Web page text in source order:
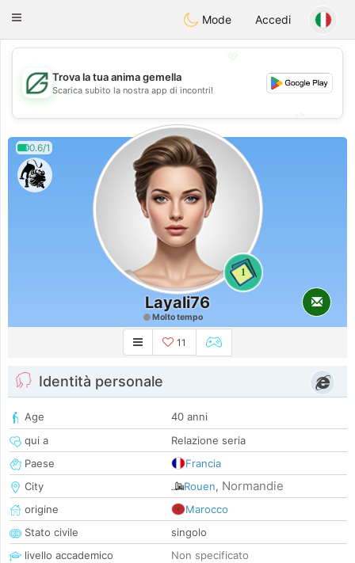
Dating
Toggle
Mode Accedi
💖
💕
Trova la tua anima gemella
Scarica subito la nostra app di incontri!
0.6/1
1
Layali76
Molto tempo
11
Identità personale
Age
40 anni
qui a
Relazione seria
Paese
Francia
City
Rouen, Normandie
origine
Marocco
Stato civile
singolo
livello accademico
Non specificato